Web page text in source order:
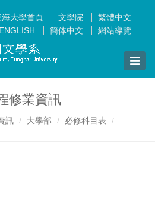
海大學首頁 文學院
繁體中文
ENGLISH
簡体中文 網站導覽
Toggle
修業資訊
訊 大學部 必修科目表